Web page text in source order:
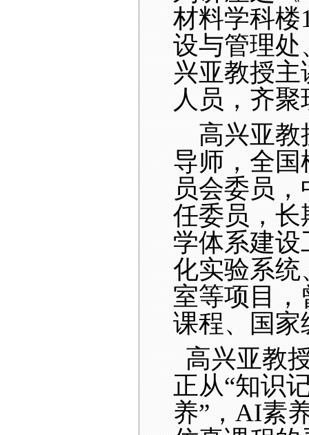
材料学科楼
设与管理处
兴亚教授主
人员，齐
高兴亚教
导师，全
员会委员
任委员，长
学体系建
化实验系统
室等项目
课程、国家
高兴亚教
正从“知识
养”，AI素